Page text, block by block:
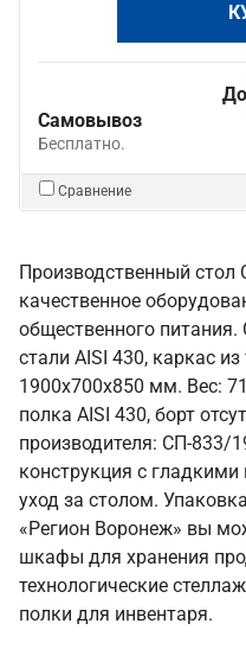
Самовывоз
Бесплатно.
Сравнение
Производственный стол
качественное
общественного
стали AISI 430, каркас
1900x700x850 мм. Вес:
полка AISI 430, борт
производителя: СП-833/
конструкция с
уход за столом.
«Регион Воронеж» вы
шкафы для хранения
технологические
полки для инвентаря.